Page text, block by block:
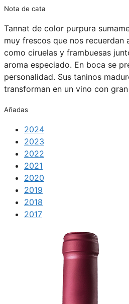
Nota de cata
Tannat de color purpura
muy frescos que nos
como ciruelas y frambuesas
aroma especiado. En boca se
personalidad. Sus taninos
transforman en un vino con
Añadas
2024
2023
2022
2021
2020
2019
2018
2017